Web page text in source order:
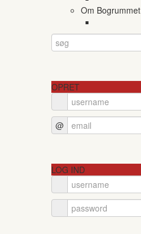
Om Bogrummet
OPRET
@
LOG IND